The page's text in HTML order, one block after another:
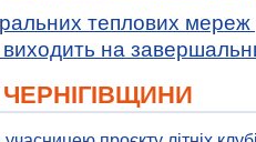
теплових мереж
на